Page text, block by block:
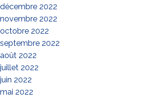
décembre 2022
novembre 2022
octobre 2022
septembre 2022
août 2022
juillet 2022
juin 2022
mai 2022